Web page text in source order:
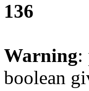
136
Warning:
boolean